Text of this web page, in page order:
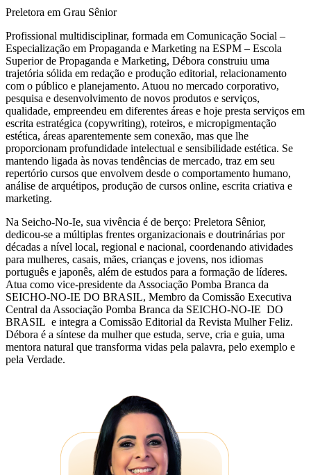
Preletora em Grau Sênior
Profissional multidisciplinar, formada em Comunicação Social –
Especialização em Propaganda e Marketing na ESPM – Escola
Superior de Propaganda e Marketing, Débora construiu uma
trajetória sólida em redação e produção editorial, relacionamento
com o público e planejamento. Atuou no mercado corporativo,
pesquisa e desenvolvimento de novos produtos e serviços,
qualidade, empreendeu em diferentes áreas e hoje presta serviços em
escrita estratégica (copywriting), roteiros, e micropigmentação
estética, áreas aparentemente sem conexão, mas que lhe
proporcionam profundidade intelectual e sensibilidade estética. Se
mantendo ligada às novas tendências de mercado, traz em seu
repertório cursos que envolvem desde o comportamento humano,
análise de arquétipos, produção de cursos online, escrita criativa e
marketing.
Na Seicho-No-Ie, sua vivência é de berço: Preletora Sênior,
dedicou-se a múltiplas frentes organizacionais e doutrinárias por
décadas a nível local, regional e nacional, coordenando atividades
para mulheres, casais, mães, crianças e jovens, nos idiomas
português e japonês, além de estudos para a formação de líderes.
Atua como vice-presidente da Associação Pomba Branca da
SEICHO-NO-IE DO BRASIL, Membro da Comissão Executiva
Central da Associação Pomba Branca da SEICHO-NO-IE DO
BRASIL e integra a Comissão Editorial da Revista Mulher Feliz.
Débora é a síntese da mulher que estuda, serve, cria e guia, uma
mentora natural que transforma vidas pela palavra, pelo exemplo e
pela Verdade.